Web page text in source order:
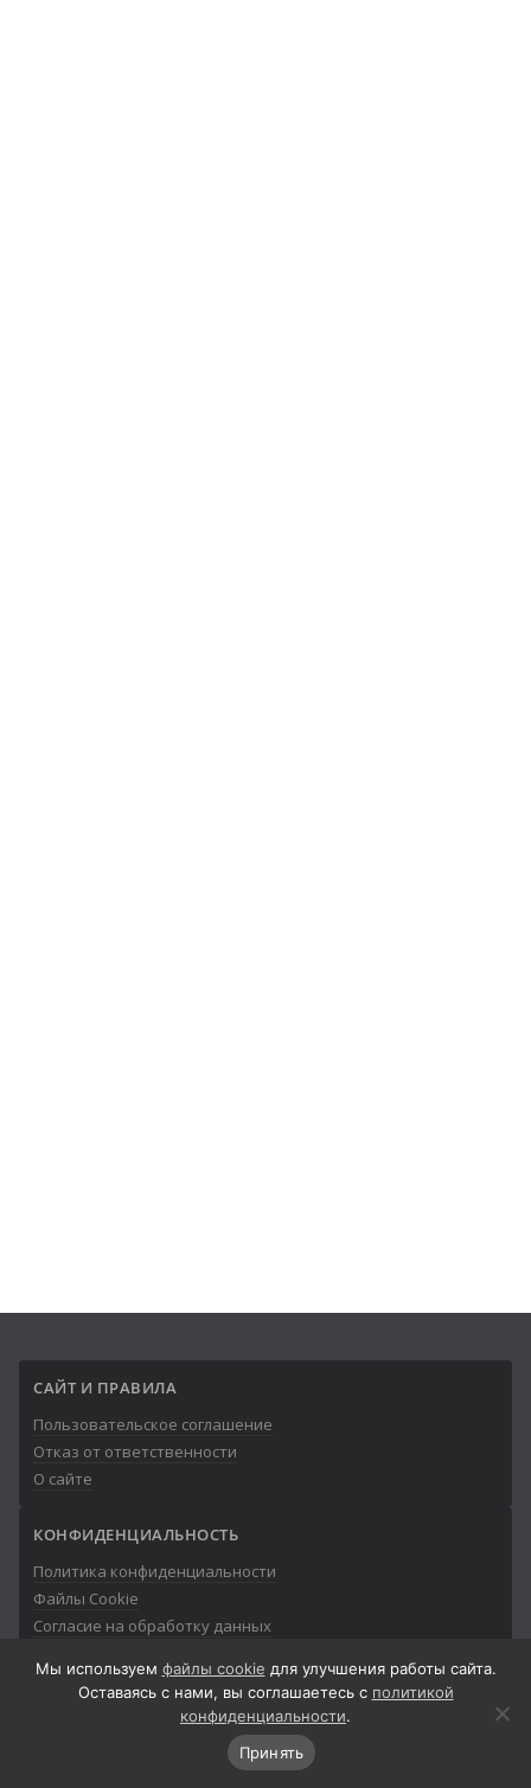
САЙТ И ПРАВИЛА
Пользовательское соглашение
Отказ от ответственности
О сайте
КОНФИДЕНЦИАЛЬНОСТЬ
Политика конфиденциальности
Файлы Cookie
Согласие на обработку данных
© 2013-2026Айтишник
Мы используем файлы cookie для улучшения работы сайта.
Оставаясь с нами, вы соглашаетесь с политикой
конфиденциальности.
Принять